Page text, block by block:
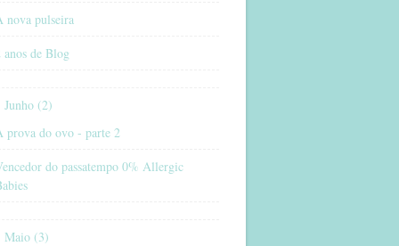
nova pulseira
anos de Blog
Junho (2)
prova do ovo - parte 2
do passatempo 0% Allergic
Maio (3)